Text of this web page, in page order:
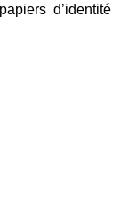
d’identité